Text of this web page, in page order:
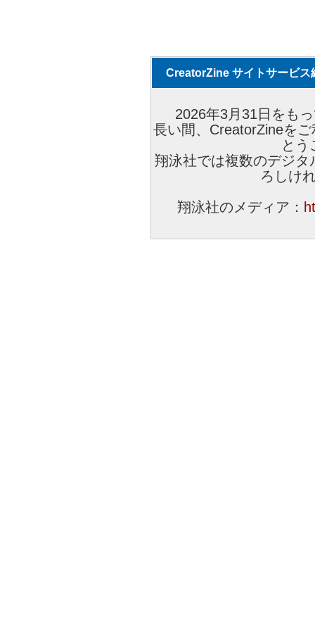
CreatorZine サイトサービス
2026年3月31日をも
長い間、CreatorZineを
とう
翔泳社では複数のデジ
ろしけ
翔泳社のメディア：